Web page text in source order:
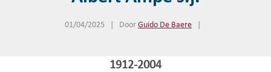
01/04/2025 Door Guido De Baere
1912-2004